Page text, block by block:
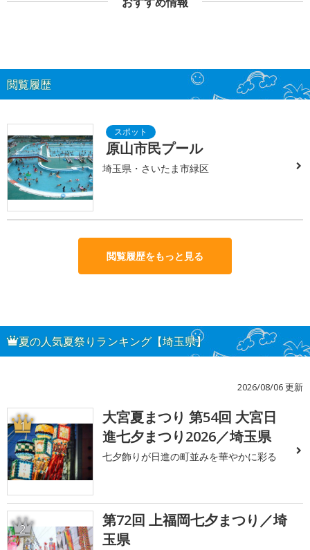
閲覧履歴
原山市民プール
埼玉県・さいたま市緑区
閲覧履歴をもっと見る
夏の人気夏祭りランキング【埼玉県】
2026/08/06 更新
1
大宮夏まつり 第54回 大宮日
進七夕まつり2026／埼玉県
七夕飾りが日進の町並みを華やかに彩る
2
第72回 上福岡七夕まつり／埼
玉県